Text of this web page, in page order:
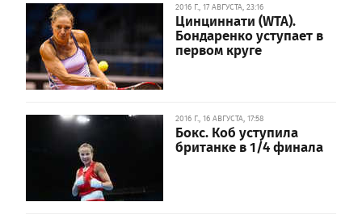
2016 Г., 17 АВГУСТА, 23:16
Цинциннати (WTA).
Бондаренко уступает в
первом круге
2016 Г., 16 АВГУСТА, 17:58
Бокс. Коб уступила
британке в 1/4 финала